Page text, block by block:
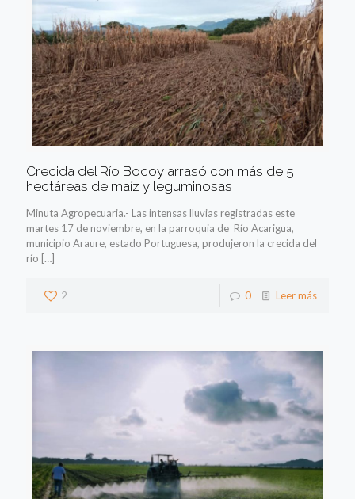
Crecida del Río Bocoy arrasó con más de 5
hectáreas de maíz y leguminosas
Minuta Agropecuaria.- Las intensas lluvias registradas este
martes 17 de noviembre, en la parroquia de Río Acarigua,
municipio Araure, estado Portuguesa, produjeron la crecida del
río […]
2 0 Leer más